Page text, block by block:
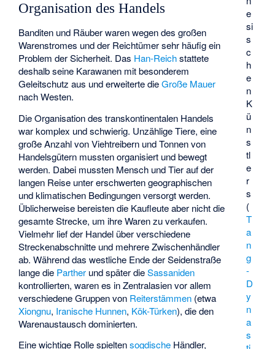
e
si
s
c
h
e
n
K
ü
n
s
tl
e
r
s
(
T
a
n
g
-
D
y
n
a
s
Organisation des Handels
Banditen und Räuber waren wegen des großen
Warenstromes und der Reichtümer sehr häufig ein
Problem der Sicherheit. Das Han-Reichstattete
deshalb seine Karawanen mit besonderem
Geleitschutz aus und erweiterte dieGroße Mauer
nach Westen.
Die Organisation des transkontinentalen Handels
war komplex und schwierig. Unzählige Tiere, eine
große Anzahl von Viehtreibern und Tonnen von
Handelsgütern mussten organisiert und bewegt
werden. Dabei mussten Mensch und Tier auf der
langen Reise unter erschwerten geographischen
und klimatischen Bedingungen versorgt werden.
Üblicherweise bereisten die Kaufleute aber nicht die
gesamte Strecke, um ihre Waren zu verkaufen.
Vielmehr lief der Handel über verschiedene
Streckenabschnitte und mehrere Zwischenhändler
ab. Während das westliche Ende der Seidenstraße
lange die Parther und später dieSassaniden
kontrollierten, waren es in Zentralasien vor allem
verschiedene Gruppen von Reiterstämmen (etwa
Xiongnu, Iranische Hunnen, Kök-Türken), die den
Warenaustausch dominierten.
Eine wichtige Rolle spieltensogdische Händler,